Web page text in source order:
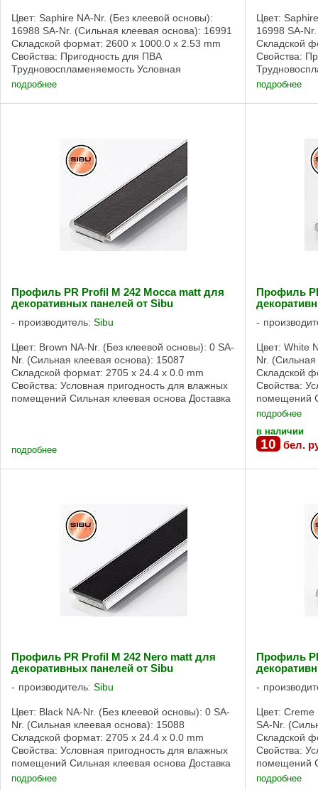
Цвет: Saphire NA-Nr. (Без клеевой основы):
16988 SA-Nr. (Сильная клеевая основа): 16991
Складской формат: 2600 x 1000.0 x 2.53 mm
Свойства: Пригодность для ПВА
Трудновоспламеняемость Условная
пригодность для влажных помещений Сильная
подробнее
Цвет:
16998 SA-
Складской
Свойства:
подробнее
Профиль PR Profil M 242 Mocca matt для
декоративных панелей от Sibu
производитель: Sibu
Цвет: Brown NA-Nr. (Без клеевой основы): 0 SA-
Nr. (Сильная клеевая основа): 15087
Складской формат: 2705 x 24.4 x 0.0 mm
Свойства: Условная пригодность для влажных
помещений Сильная клеевая основа Доставка
подробнее
Профиль
Цвет: White
Nr.
Складской
Свойства:
помещений
панелей и
подробнее
в наличии
10 бел.
Профиль PR Profil M 242 Nero matt для
декоративных панелей от Sibu
производитель: Sibu
Цвет: Black NA-Nr. (Без клеевой основы): 0 SA-
Nr. (Сильная клеевая основа): 15088
Складской формат: 2705 x 24.4 x 0.0 mm
Свойства: Условная пригодность для влажных
помещений Сильная клеевая основа Доставка
панелей и профилей SIBU возможна по ...
подробнее
Профиль
Цвет: Creme
SA-Nr.
Складской
Свойства:
помещений
панелей и
подробнее